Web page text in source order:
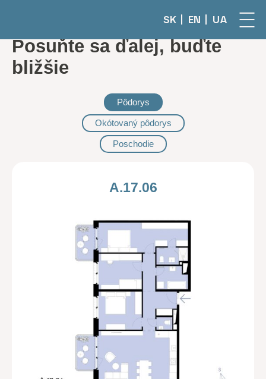
SK EN UA
Posuňte sa ďalej, buďte
bližšie
Pôdorys
Okótovaný pôdorys
Poschodie
A.17.06